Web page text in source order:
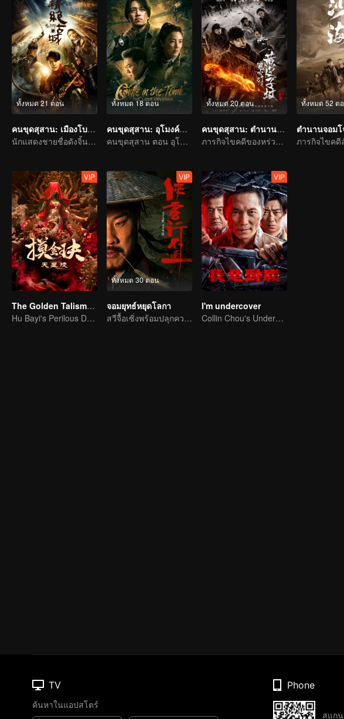
ทั้งหมด 21 ตอน
คนขุดสุสาน: เมืองโบราณกลางทะเลทราย
นักแสดงชายชื่อดังจิ้นตง กับนักแสดงหญิงดาวรุ่งของไต้หวันเฉิน เฉียว เอิน เริ่มการผจญภัยในสุสานฝังศพ
ทั้งหมด 18 ตอน
คนขุดสุสาน: อุโมงค์ปริศนาแห่งเขามังกร
คนขุดสุสาน ตอน อุโมงค์ปริศนาแห่งเขามังกร
ทั้งหมด 20 ตอน
คนขุดสุสาน: ตำนานสุสานหวงต้าเซียน
ภารกิจไขคดีของหร่วนจิงเทียนและสหาย
ทั้งหมด 52 ต
VIP
The Golden Talisman: Star Tomb
Hu Bayi's Perilous Decryption
ทั้งหมด 30 ตอน
VIP
จอมยุทธ์หยุดโลกา
สวีจื้อเซิ่งพร้อมปลุกความฮาในยุทธภพ
VIP
I'm undercover
Collin Chou's Undercover War
TV
ค้นหาในแอปสโตร์
Phone
สแก